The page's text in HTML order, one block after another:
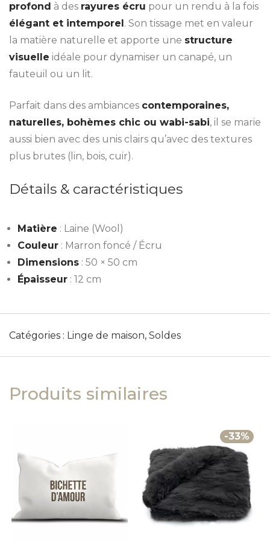
profond à des rayures écru pour un rendu à la fois
élégant et intemporel. Son tissage met en valeur
la matière naturelle et apporte une structure
visuelle idéale pour dynamiser un canapé, un
fauteuil ou un lit.
Parfait dans des ambiances contemporaines,
naturelles, bohèmes chic ou wabi-sabi, il se marie
aussi bien avec des unis clairs qu’avec des textures
plus brutes (lin, bois, cuir).
Détails & caractéristiques
Matière : Laine (Wool)
Couleur : Marron foncé / Écru
Dimensions : 50 × 50 cm
Épaisseur : 12 cm
Catégories : Linge de maison, Soldes
Produits similaires
-33%